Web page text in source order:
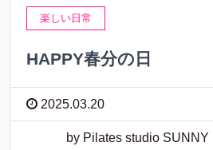
楽しい日常
HAPPY春分の日
2025.03.20
by Pilates studio SUNNY